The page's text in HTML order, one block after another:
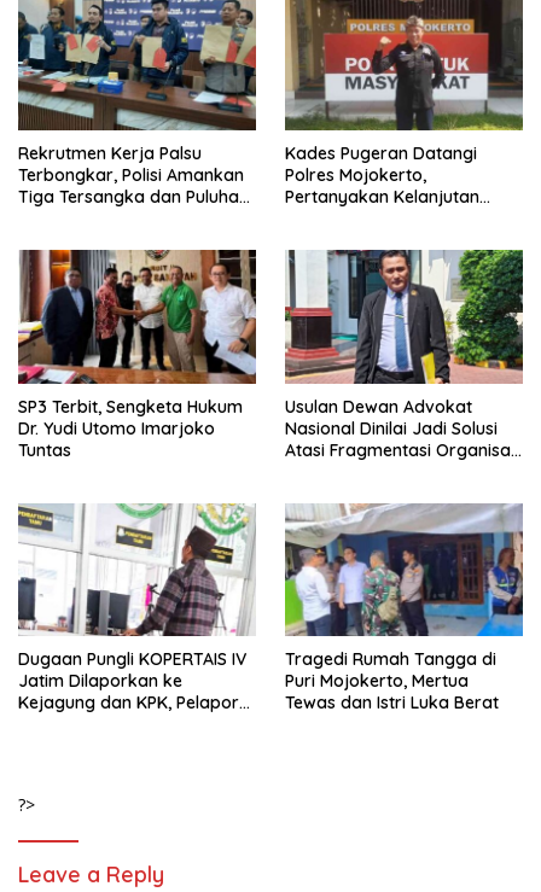
Rekrutmen Kerja Palsu
Terbongkar, Polisi Amankan
Tiga Tersangka dan Puluhan
Kades Pugeran Datangi
Polres Mojokerto,
Pertanyakan Kelanjutan
SP3 Terbit, Sengketa Hukum
Dr. Yudi Utomo Imarjoko
Tuntas
Usulan Dewan Advokat
Nasional Dinilai Jadi Solusi
Atasi Fragmentasi Organisasi
Dugaan Pungli KOPERTAIS IV
Jatim Dilaporkan ke
Kejagung dan KPK, Pelapor
Tragedi Rumah Tangga di
Puri Mojokerto, Mertua
Tewas dan Istri Luka Berat
?>
Leave a Reply